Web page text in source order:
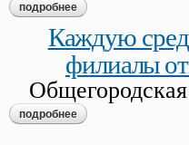
подробнее о музыкальная
Каждую
филиалы
подробнее о каждую среду